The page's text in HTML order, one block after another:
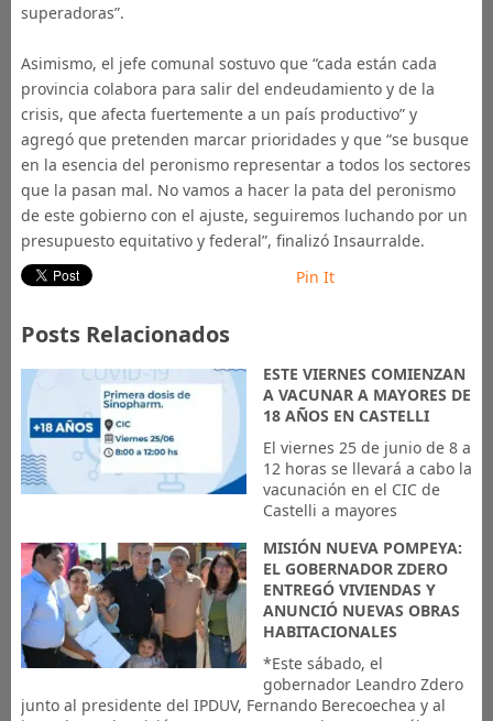
superadoras”.
Asimismo, el jefe comunal sostuvo que “cada están cada
provincia colabora para salir del endeudamiento y de la
crisis, que afecta fuertemente a un país productivo” y
agregó que pretenden marcar prioridades y que “se busque
en la esencia del peronismo representar a todos los sectores
que la pasan mal. No vamos a hacer la pata del peronismo
de este gobierno con el ajuste, seguiremos luchando por un
presupuesto equitativo y federal”, finalizó Insaurralde.
Pin It
Posts Relacionados
ESTE VIERNES COMIENZAN
A VACUNAR A MAYORES DE
18 AÑOS EN CASTELLI
El viernes 25 de junio de 8 a
12 horas se llevará a cabo la
vacunación en el CIC de
Castelli a mayores
MISIÓN NUEVA POMPEYA:
EL GOBERNADOR ZDERO
ENTREGÓ VIVIENDAS Y
ANUNCIÓ NUEVAS OBRAS
HABITACIONALES
*Este sábado, el
gobernador Leandro Zdero
junto al presidente del IPDUV, Fernando Berecoechea y al